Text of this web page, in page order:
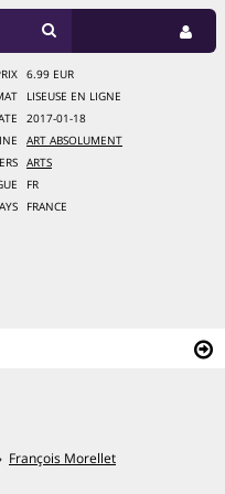
6.99 EUR
LISEUSE EN LIGNE
2017-01-18
ART ABSOLUMENT
ARTS
FR
FRANCE
François Morellet